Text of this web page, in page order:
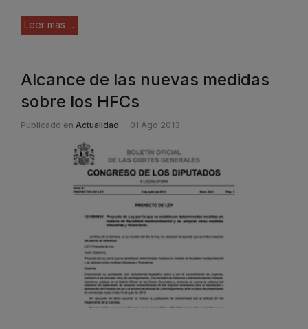
Leer más ...
Alcance de las nuevas medidas
sobre los HFCs
Publicado en Actualidad 01 Ago 2013